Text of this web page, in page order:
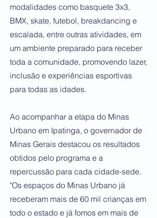
modalidades como basquete 3x3,
BMX, skate, futebol, breakdancing e
escalada, entre outras atividades, em
um ambiente preparado para receber
toda a comunidade, promovendo lazer,
inclusão e experiências esportivas
para todas as idades.
Ao acompanhar a etapa do Minas
Urbano em Ipatinga, o governador de
Minas Gerais destacou os resultados
obtidos pelo programa e a
repercussão para cada cidade-sede.
"Os espaços do Minas Urbano já
receberam mais de 60 mil crianças em
todo o estado e já fomos em mais de